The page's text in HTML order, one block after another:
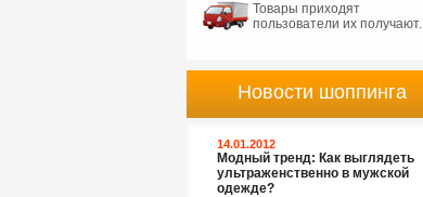
Товары приходят
пользователи их получают.
Новости шоппинга
14.01.2012
Модный тренд: Как выглядеть
ультраженственно в мужской
одежде?